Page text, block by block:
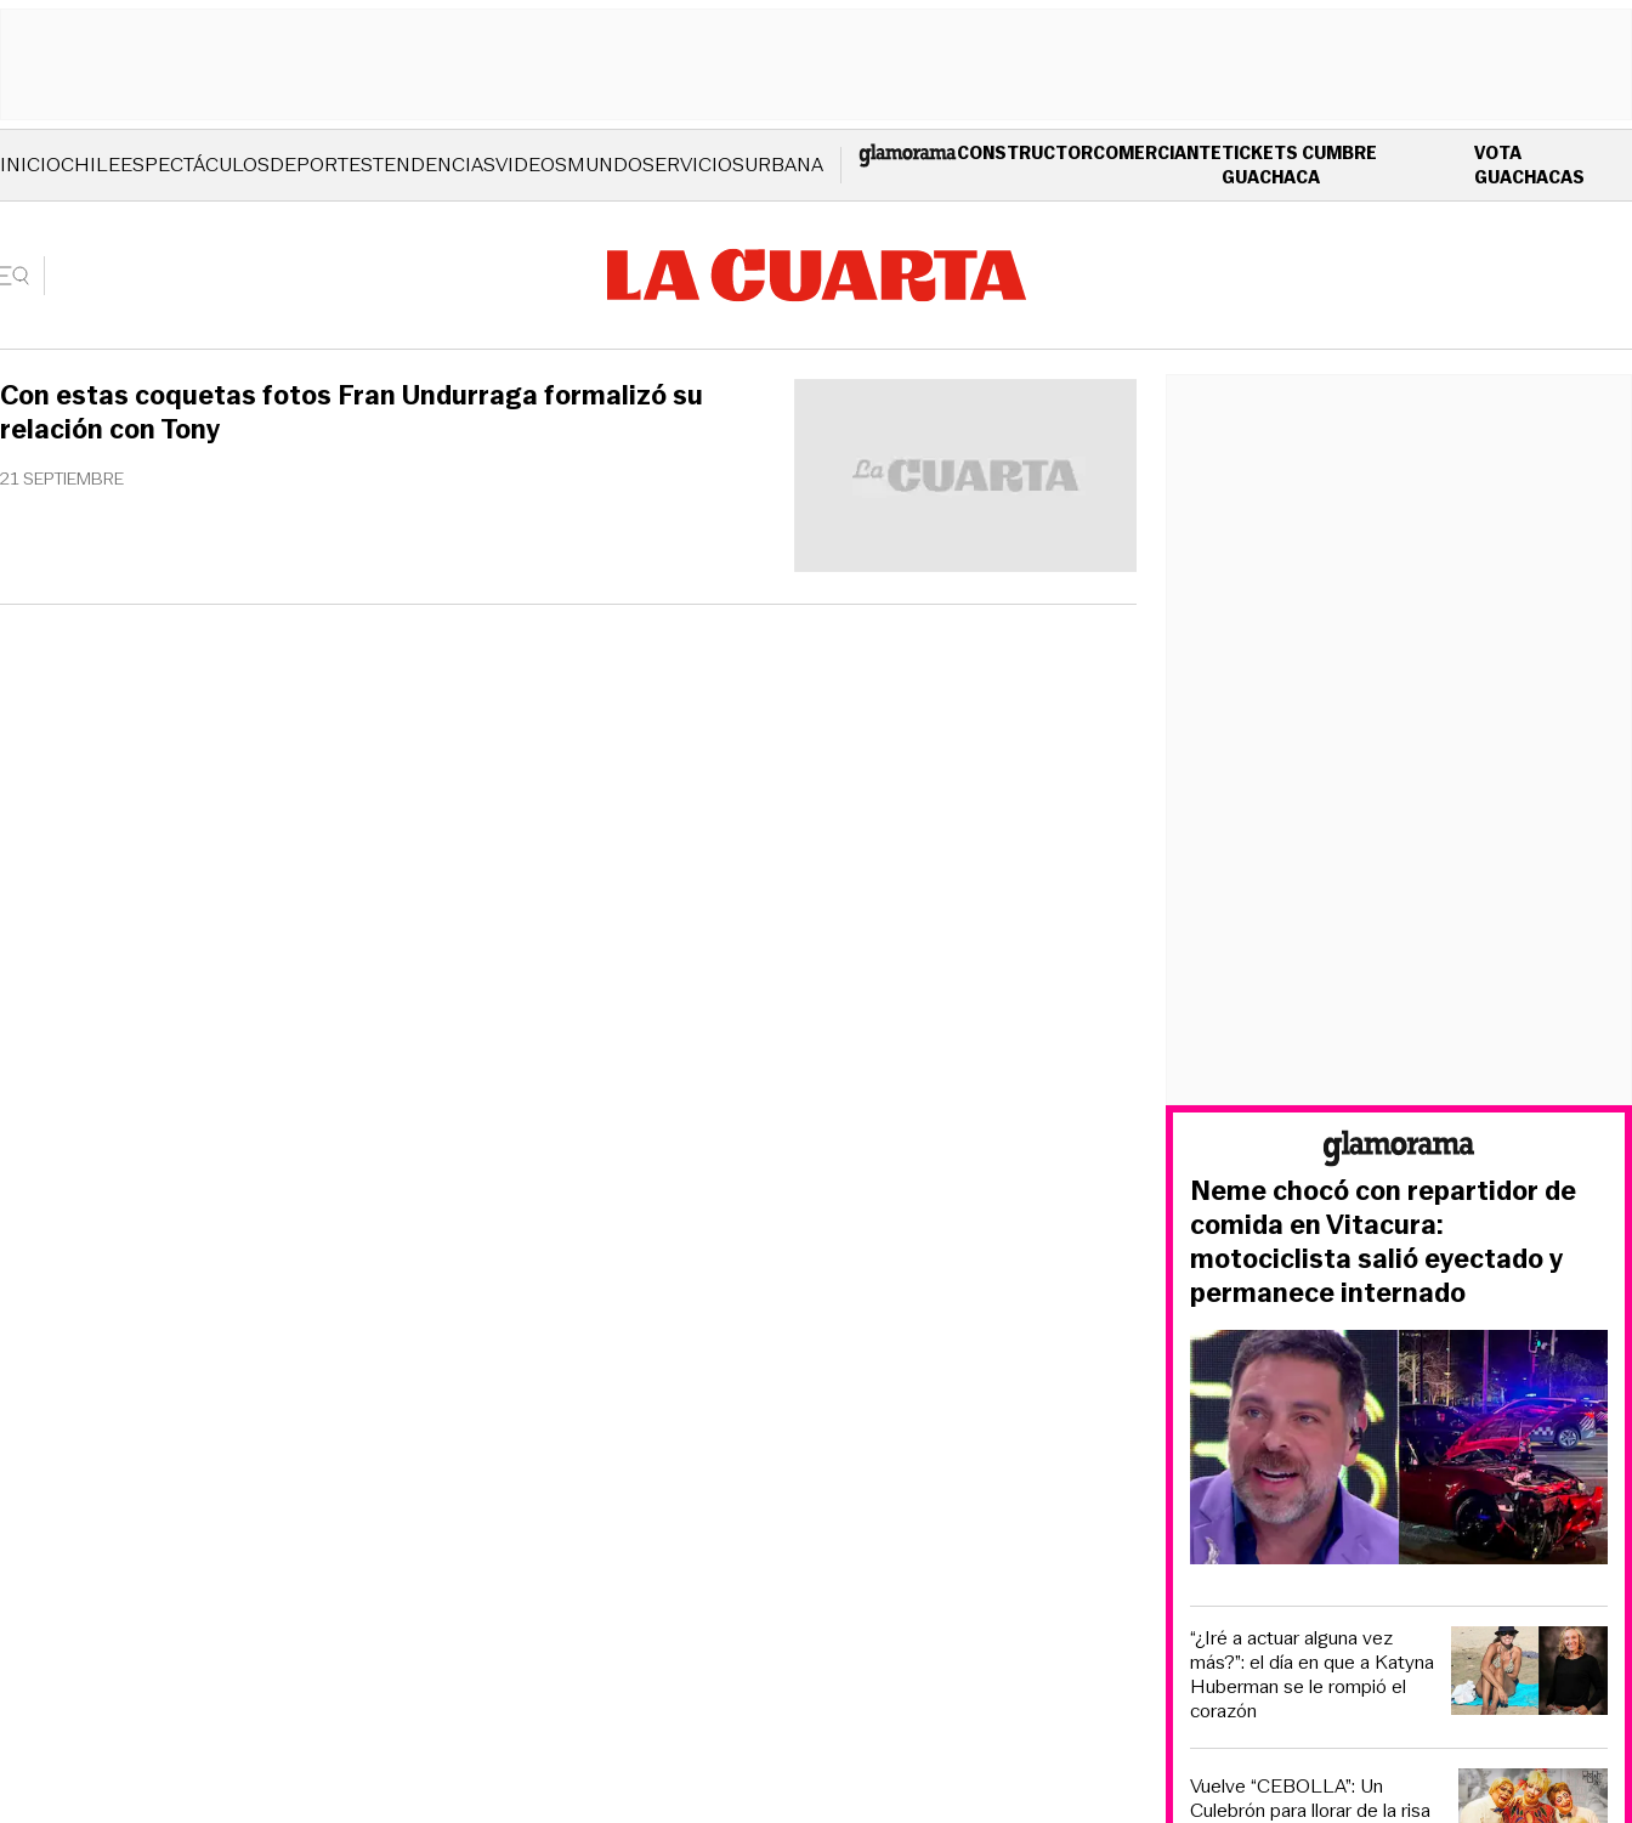
INICIOCHILEESPECTÁCULOSDEPORTESTENDENCIASVIDEOSMUNDOSERVICIOSURBANA CONSTRUCTORCOMERCIANTETICKETS CUMBRE
GUACHACAOPENS IN NEW WINDOW
VOTA
GUACHACAS
21 SEPTIEMBRE
Con estas coquetas fotos Fran Undurraga formalizó su
relación con Tony
Neme chocó con repartidor de
comida en Vitacura:
motociclista salió eyectado y
permanece internado
“¿Iré a actuar alguna vez
más?”: el día en que a Katyna
Huberman se le rompió el
corazón
Vuelve “CEBOLLA”: Un
Culebrón para llorar de la risa